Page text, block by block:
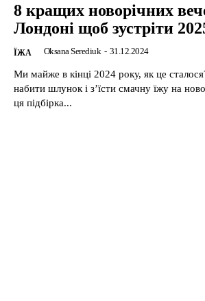
8 кращих новорічних
Лондоні щоб зустріти
ЇЖА Oksana Serediuk - 31.12.2024
Ми майже в кінці 2024 року, як це
набити шлунок і з’їсти смачну їжу на
ця підбірка...